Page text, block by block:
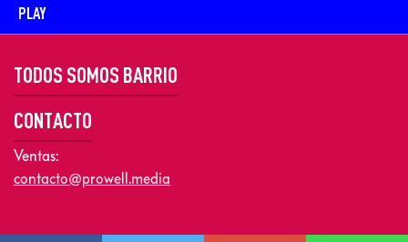
PLAY
TODOS SOMOS BARRIO
CONTACTO
Ventas:
contacto@prowell.media